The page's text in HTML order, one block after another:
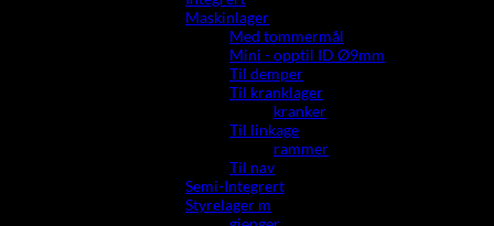
Maskinlager
Med tommermål
Mini - opptil ID Ø9mm
Til demper
Til kranklager
kranker
Til linkage
rammer
Til nav
Semi-Integrert
Styrelager m